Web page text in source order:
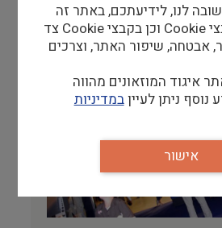
להמשך קריאה
לנו, לידיעתכם, באתר זה
נעשה שימוש בקבצי Cookie וכן בקבצי Cookie צד
אבטחה, שיפור האתר, וצרכים
איגוד המוזאונים מהווה
ניתן לעייןבמדיניות
אישור